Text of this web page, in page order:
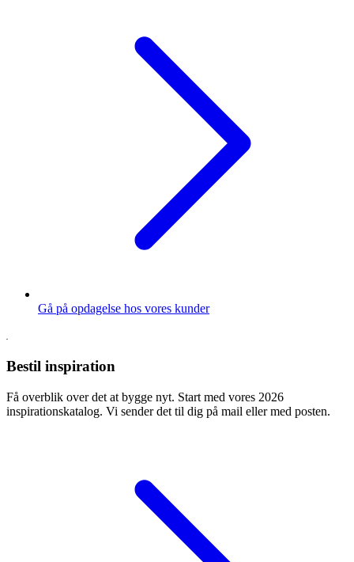
Gå på opdagelse hos vores kunder
Bestil inspiration
Få overblik over det at bygge nyt. Start med vores 2026
inspirationskatalog. Vi sender det til dig på mail eller med posten.